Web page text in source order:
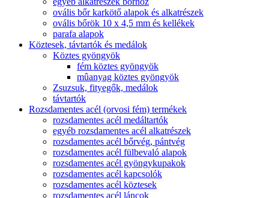
ovális bőr karkötő alapok és alkatrészek
ovális bőrök 10 x 4,5 mm és kellékek
parafa alapok
Köztesek, távtartók és medálok
Köztes gyöngyök
fém köztes gyöngyök
mûanyag köztes gyöngyök
Zsuzsuk, fityegők, medálok
távtartók
Rozsdamentes acél (orvosi fém) termékek
rozsdamentes acél medáltartók
egyéb rozsdamentes acél alkatrészek
rozsdamentes acél bőrvég, pántvég
rozsdamentes acél fülbevaló alapok
rozsdamentes acél gyöngykupakok
rozsdamentes acél kapcsolók
rozsdamentes acél köztesek
rozsdamentes acél láncok